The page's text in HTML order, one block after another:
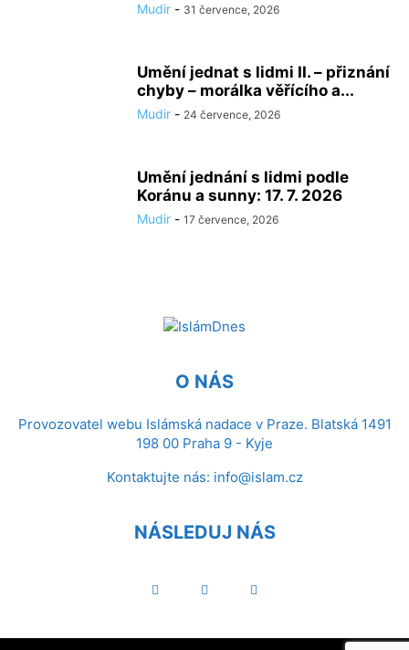
Mudir - 31 července, 2026
Umění jednat s lidmi II. – přiznání
chyby – morálka věřícího a...
Mudir - 24 července, 2026
Umění jednání s lidmi podle
Koránu a sunny: 17. 7. 2026
Mudir - 17 července, 2026
O NÁS
Provozovatel webu Islámská nadace v Praze. Blatská 1491
198 00 Praha 9 - Kyje
Kontaktujte nás: info@islam.cz
NÁSLEDUJ NÁS